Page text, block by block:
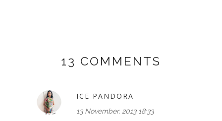
13 COMMENTS
ICE PANDORA
13 November, 2013 18:33